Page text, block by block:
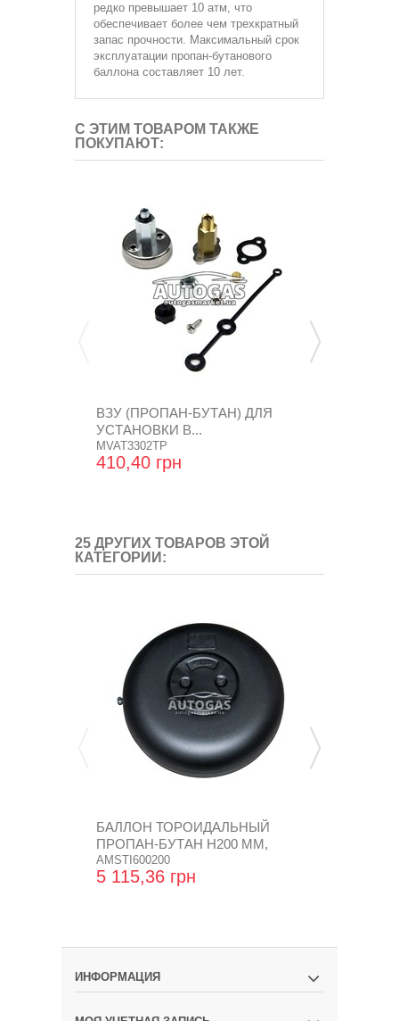
редко превышает 10 атм, что
обеспечивает более чем трехкратный
запас прочности. Максимальный срок
эксплуатации пропан-бутанового
баллона составляет 10 лет.
С ЭТИМ ТОВАРОМ ТАКЖЕ
ПОКУПАЮТ:
ВЗУ (ПРОПАН-БУТАН) ДЛЯ
УСТАНОВКИ В...
MVAT3302TP
410,40 грн
25 ДРУГИХ ТОВАРОВ ЭТОЙ
КАТЕГОРИИ:
БАЛЛОН ТОРОИДАЛЬНЫЙ
ПРОПАН-БУТАН H200 MM,
D600...
AMSTI600200
5 115,36 грн
ИНФОРМАЦИЯ